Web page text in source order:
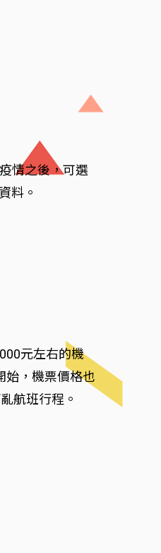
情之後，可選
料。
元左右的機
始，機票價格也
航班行程。